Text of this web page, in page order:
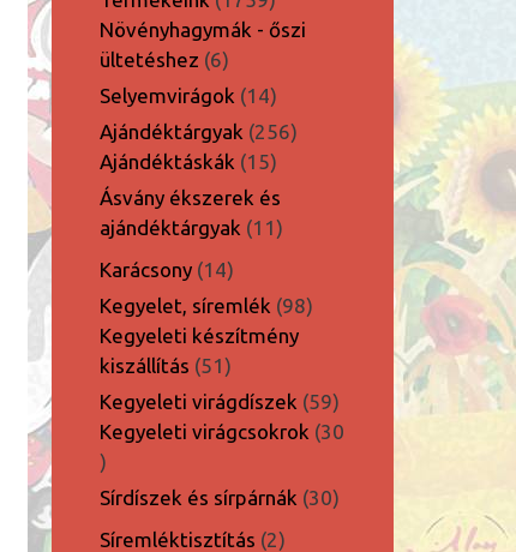
termék
Növényhagymák - őszi
ültetéshez 66
termék
Selyemvirágok 1414
termék
Ajándéktárgyak 256256
Ajándéktáskák 1515
termék
Ásvány ékszerek és
ajándéktárgyak
1111
Karácsony 1414
termék
Kegyelet, síremlék 9898
Kegyeleti készítmény
kiszállítás 5151
termék
Kegyeleti virágdíszek 5959
termék
Kegyeleti virágcsokrok 30
30
termék
Sírdíszek és sírpárnák 3030
Síremléktisztítás 22